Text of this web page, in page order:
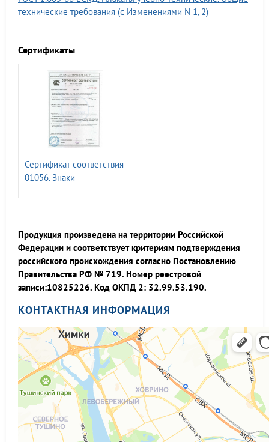
технические требования (с Изменениями N 1, 2)
Сертификаты
Сертификат соответствия
01056. Знаки
Продукция произведена на территории Российской
Федерации и соответствует критериям подтверждения
российского происхождения согласно Постановлению
Правительства РФ № 719. Номер реестровой
записи:10825226. Код ОКПД 2: 32.99.53.190.
КОНТАКТНАЯ ИНФОРМАЦИЯ